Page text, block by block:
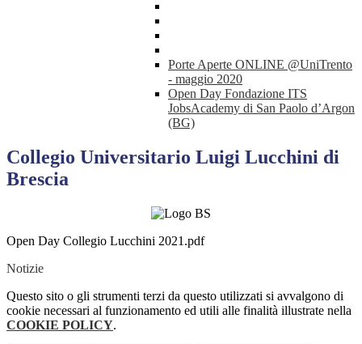
Porte Aperte ONLINE @UniTrento
- maggio 2020
Open Day Fondazione ITS
JobsAcademy di San Paolo d’Argon
(BG)
Collegio Universitario Luigi Lucchini di
Brescia
Open Day Collegio Lucchini 2021.pdf
Notizie
Questo sito o gli strumenti terzi da questo utilizzati si avvalgono di
cookie necessari al funzionamento ed utili alle finalità illustrate nella
COOKIE POLICY.